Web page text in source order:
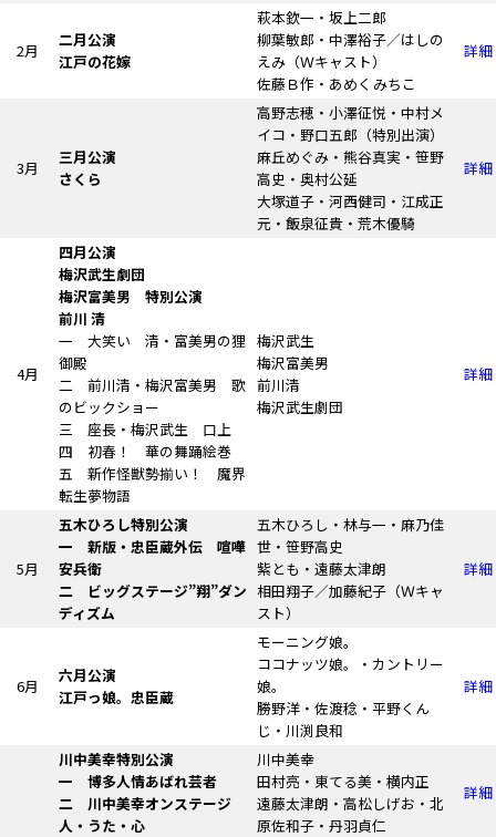
2月
二月公演
江戸の花嫁
萩本欽一・坂上二郎
柳葉敏郎・中澤裕子／はしの
えみ （Ｗキャスト）
佐藤Ｂ作・あめくみちこ
詳細
3月
三月公演
さくら
高野志穂・小澤征悦・中村メ
イコ・野口五郎（特別出演）
麻丘めぐみ・熊谷真実・笹野
高史・奥村公延
大塚道子・河西健司・江成正
元・飯泉征貴・荒木優騎
詳細
4月
四月公演
梅沢武生劇団
梅沢富美男 特別公演
前川 清
一 大笑い 清・富美男の狸
御殿
二 前川清・梅沢富美男 歌
のビックショー
三 座長・梅沢武生 口上
四 初春！ 華の舞踊絵巻
五 新作怪獣勢揃い！ 魔界
転生夢物語
梅沢武生
梅沢富美男
前川清
梅沢武生劇団
詳細
5月
五木ひろし特別公演
一 新版・忠臣蔵外伝 喧嘩
安兵衛
二 ビッグステージ”翔”ダン
ディズム
五木ひろし・林与一・麻乃佳
世・笹野高史
紫とも・遠藤太津朗
相田翔子／加藤紀子 （Ｗキャ
スト）
詳細
6月
六月公演
江戸っ娘。忠臣蔵
モーニング娘。
ココナッツ娘。・カントリー
娘。
勝野洋・佐渡稔・平野くん
じ・川渕良和
詳細
川中美幸特別公演
一 博多人情あばれ芸者
二 川中美幸オンステージ
人・うた・心
川中美幸
田村亮・東てる美・横内正
遠藤太津朗・高松しげお・北
原佐和子・丹羽貞仁
詳細